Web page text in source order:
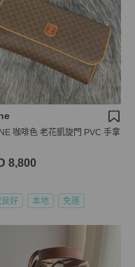
咖啡色 老花凱旋門 PVC 手拿
8,800
好 本地 免運